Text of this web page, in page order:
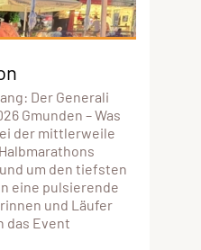
Der Generali
Gmunden – Was
der mittlerweile
um den tiefsten
eine pulsierende
und Läufer
das Event